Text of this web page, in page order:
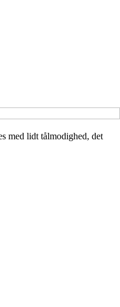
med lidt tålmodighed, det